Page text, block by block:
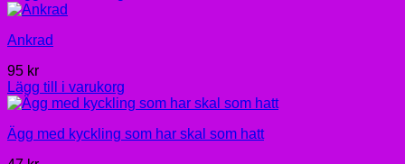
Ankrad
95 kr
Lägg till i varukorg
Ägg med kyckling som har skal som hatt